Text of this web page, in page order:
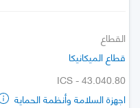
القطاع
قطاع الميكانيكا
ICS - 43.040.80
اجهزة السلامة وأنظمة الحماية